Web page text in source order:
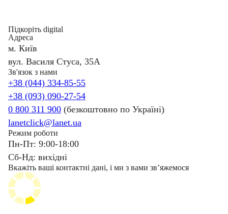
Підкоріть digital
Адреса
м. Київ
вул. Василя Стуса, 35А
Зв'язок з нами
+38 (044) 334-85-55
+38 (093) 090-27-54
0 800 311 900 (безкоштовно по Україні)
lanetclick@lanet.ua
Режим роботи
Пн-Пт: 9:00-18:00
Сб-Нд: вихідні
Вкажіть ваші контактні дані, і ми з вами звʼяжемося